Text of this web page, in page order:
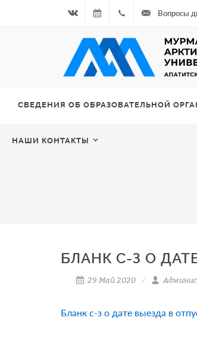
Вконтакте09.08.2026
- Чётная
+7
964
Вопросы
СВЕДЕНИЯ ОБ ОБРАЗОВАТЕЛЬНОЙ
НАШИ КОНТАКТЫ
БЛАНК С-З О
29 Май 2020
Бланк с-з о дате выезда в